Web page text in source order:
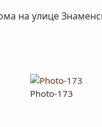
на улице
Photo-173